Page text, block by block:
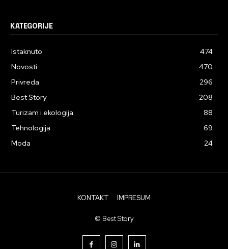
KATEGORIJE
Istaknuto
474
Novosti
470
Privreda
296
Best Story
208
Turizam i ekologija
88
Tehnologija
69
Moda
24
KONTAKT IMPRESUM
© Best Story